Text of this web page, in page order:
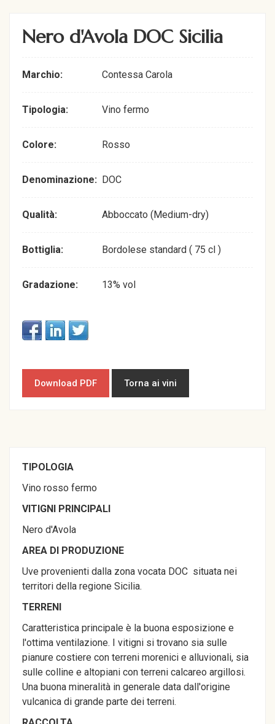
Nero d'Avola DOC Sicilia
Marchio: Contessa Carola
Tipologia: Vino fermo
Colore: Rosso
Denominazione: DOC
Qualità: Abboccato (Medium-dry)
Bottiglia: Bordolese standard ( 75 cl )
Gradazione: 13% vol
Download PDF Torna ai vini
TIPOLOGIA
Vino rosso fermo
VITIGNI PRINCIPALI
Nero d'Avola
AREA DI PRODUZIONE
Uve provenienti dalla zona vocata DOC situata nei
territori della regione Sicilia.
TERRENI
Caratteristica principale è la buona esposizione e
l'ottima ventilazione. I vitigni si trovano sia sulle
pianure costiere con terreni morenici e alluvionali, sia
sulle colline e altopiani con terreni calcareo argillosi.
Una buona mineralità in generale data dall'origine
vulcanica di grande parte dei terreni.